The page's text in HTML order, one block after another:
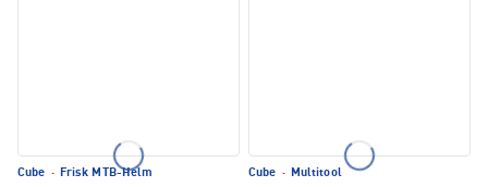
Cube · Frisk MTB-Helm Cube · Multitool